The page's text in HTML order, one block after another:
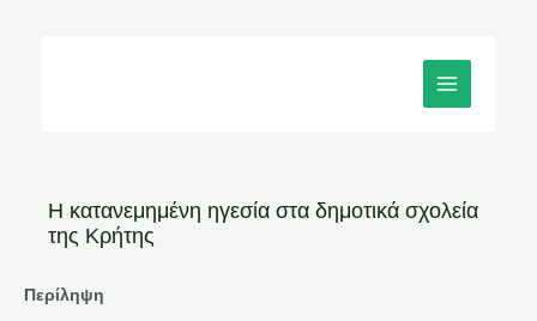
MAIN
MENU
Η κατανεμημένη ηγεσία στα δημοτικά σχολεία
της Κρήτης
Περίληψη